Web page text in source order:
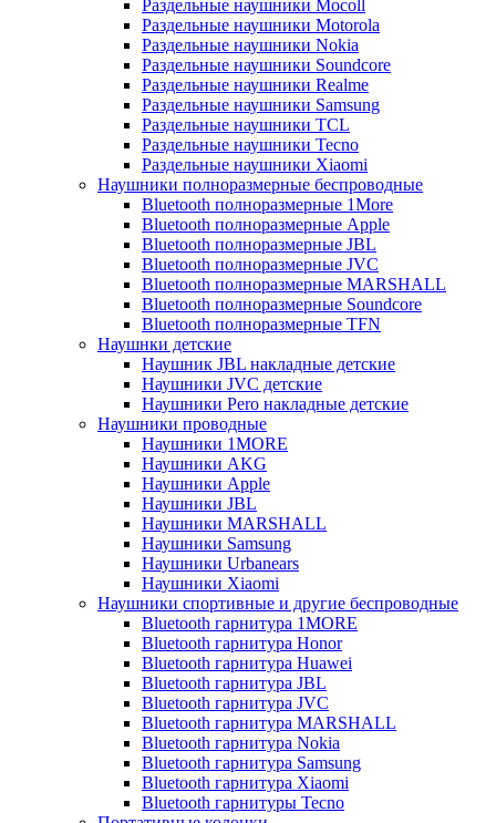
Раздельные наушники Mocoll
Раздельные наушники Motorola
Раздельные наушники Nokia
Раздельные наушники Soundcore
Раздельные наушники Realme
Раздельные наушники Samsung
Раздельные наушники TCL
Раздельные наушники Tecno
Раздельные наушники Xiaomi
Наушники полноразмерные беспроводные
Bluetooth полноразмерные 1More
Bluetooth полноразмерные Apple
Bluetooth полноразмерные JBL
Bluetooth полноразмерные JVC
Bluetooth полноразмерные MARSHALL
Bluetooth полноразмерные Soundcore
Bluetooth полноразмерные TFN
Наушнки детские
Наушник JBL накладные детские
Наушники JVC детские
Наушники Pero накладные детские
Наушники проводные
Наушники 1MORE
Наушники AKG
Наушники Apple
Наушники JBL
Наушники MARSHALL
Наушники Samsung
Наушники Urbanears
Наушники Xiaomi
Наушники спортивные и другие беспроводные
Bluetooth гарнитура 1MORE
Bluetooth гарнитура Honor
Bluetooth гарнитура Huawei
Bluetooth гарнитура JBL
Bluetooth гарнитура JVC
Bluetooth гарнитура MARSHALL
Bluetooth гарнитура Nokia
Bluetooth гарнитура Samsung
Bluetooth гарнитура Xiaomi
Bluetooth гарнитуры Tecno